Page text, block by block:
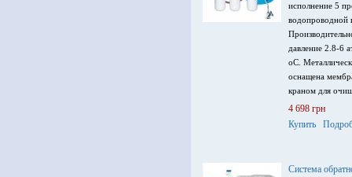
исполнение 5
водопроводной
давление 2.8-6
оС.
оснащена
краном для
4 698 грн
Купить
Система